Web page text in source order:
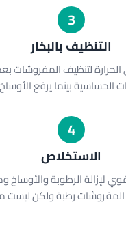
3
التنظيف بالبخار
الحرارة لتنظيف المفروشات
الحساسية بينما يرفع
4
الاستخلاص
الرطوبة والأوساخ
رطبة ولكن ليست